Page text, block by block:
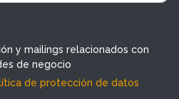
y mailings relacionados con
de negocio
de protección de datos